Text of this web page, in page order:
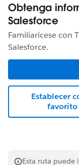
Obtenga
Salesforce
Familiarícese con
Salesforce.
Establecer
favorito
Esta ruta